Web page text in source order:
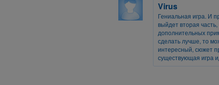
Virus
Гениальная игра. И
выйдет вторая
дополнительных
сделать лучше, то
интересный, сюжет
существующая игра